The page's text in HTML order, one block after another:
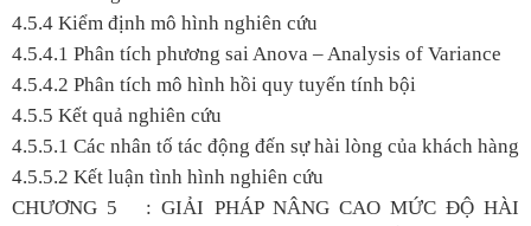
4.5.4 Kiểm định mô hình nghiên cứu
4.5.4.1 Phân tích phương sai Anova – Analysis of Variance
4.5.4.2 Phân tích mô hình hồi quy tuyến tính bội
4.5.5 Kết quả nghiên cứu
4.5.5.1 Các nhân tố tác động đến sự hài lòng của khách hàng
4.5.5.2 Kết luận tình hình nghiên cứu
CHƯƠNG 5 : GIẢI PHÁP NÂNG CAO MỨC ĐỘ HÀI